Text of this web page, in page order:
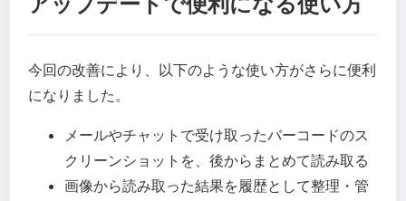
今回の改善により、以下のような使い方がさらに便利
になりました。
メールやチャットで受け取ったバーコードのス
クリーンショットを、後からまとめて読み取る
画像から読み取った結果を履歴として整理・管